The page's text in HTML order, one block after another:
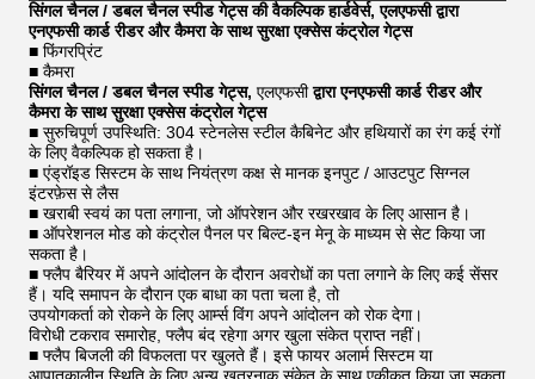
सिंगल चैनल / डबल चैनल स्पीड गेट्स की वैकल्पिक हार्डवेर्स, एलएफसी द्वारा
एनएफसी कार्ड रीडर और कैमरा के साथ सुरक्षा एक्सेस कंट्रोल गेट्स
■ फिंगरप्रिंट
■ कैमरा
सिंगल चैनल / डबल चैनल स्पीड गेट्स, एलएफसीद्वारा एनएफसी कार्ड रीडर और
कैमरा के साथ सुरक्षा एक्सेस कंट्रोल गेट्स
■ सुरुचिपूर्ण उपस्थिति: 304 स्टेनलेस स्टील कैबिनेट और हथियारों का रंग कई रंगों
के लिए वैकल्पिक हो सकता है।
■ एंड्रॉइड सिस्टम के साथ नियंत्रण कक्ष से मानक इनपुट / आउटपुट सिग्नल
इंटरफ़ेस से लैस
■ खराबी स्वयं का पता लगाना, जो ऑपरेशन और रखरखाव के लिए आसान है।
■ ऑपरेशनल मोड को कंट्रोल पैनल पर बिल्ट-इन मेनू के माध्यम से सेट किया जा
सकता है।
■ फ्लैप बैरियर में अपने आंदोलन के दौरान अवरोधों का पता लगाने के लिए कई सेंसर
हैं। यदि समापन के दौरान एक बाधा का पता चला है, तो
उपयोगकर्ता को रोकने के लिए आर्म्स विंग अपने आंदोलन को रोक देगा।
विरोधी टकराव समारोह, फ्लैप बंद रहेगा अगर खुला संकेत प्राप्त नहीं।
■ फ्लैप बिजली की विफलता पर खुलते हैं। इसे फायर अलार्म सिस्टम या